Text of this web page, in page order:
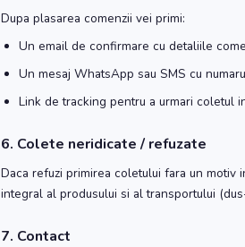
Dupa plasarea comenzii vei primi:
Un email de confirmare cu detaliile
Un mesaj WhatsApp sau SMS cu
Link de tracking pentru a urmari coletul
6. Colete neridicate / refuzate
Daca refuzi primirea coletului fara un
integral al produsului si al transportului
7. Contact